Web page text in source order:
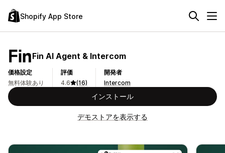
Shopify App Store
Fin AI Agent & Intercom
価格設定
無料体験あり
評価
4.6
(16)
開発者
Intercom
インストール
デモストアを表示する